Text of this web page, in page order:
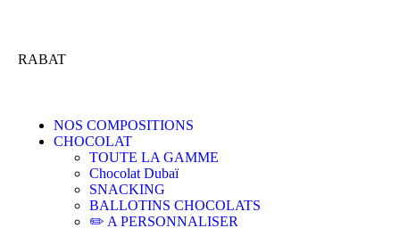
RABAT
NOS COMPOSITIONS
CHOCOLAT
TOUTE LA GAMME
Chocolat Dubaï
SNACKING
BALLOTINS CHOCOLATS
✏️ A PERSONNALISER